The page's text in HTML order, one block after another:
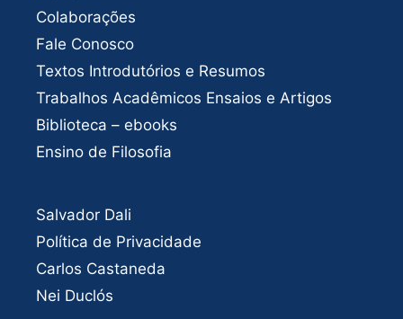
Colaborações
Fale Conosco
Textos Introdutórios e Resumos
Trabalhos Acadêmicos Ensaios e Artigos
Biblioteca – ebooks
Ensino de Filosofia
Salvador Dali
Política de Privacidade
Carlos Castaneda
Nei Duclós